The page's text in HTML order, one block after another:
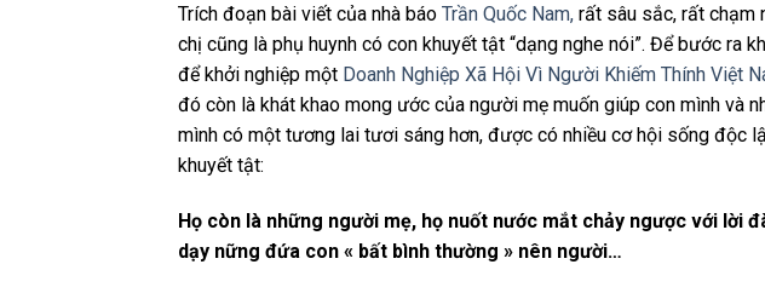
Trích đoạn bài viết của nhà báo Trần Quốc Nam, rất sâu sắc, rất chạm
chị cũng là phụ huynh có con khuyết tật “dạng nghe nói”. Để bước ra
để khởi nghiệp một Doanh Nghiệp Xã Hội Vì Người Khiếm Thính Việt
đó còn là khát khao mong ước của người mẹ muốn giúp con mình và
mình có một tương lai tươi sáng hơn, được có nhiều cơ hội sống độc
khuyết tật:
Họ còn là những người mẹ, họ nuốt nước mắt chảy ngược với lời
dạy nững đứa con « bất bình thường » nên người…